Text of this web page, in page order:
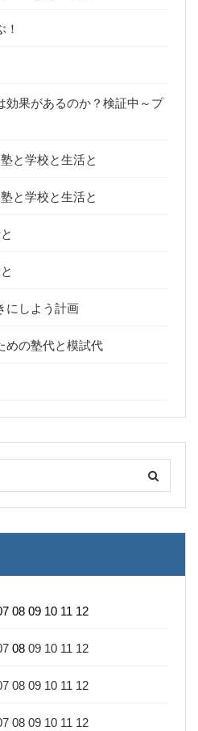
効果があるのか？検証中～プ
と学校と生活と
と学校と生活と
にしよう計画
めの塾代と模試代
08 09 10 11 12
08 09 10 11 12
08 09 10 11 12
08 09 10 11 12